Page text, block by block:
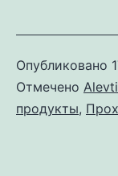
Опубликовано
Отмечено
продукты,